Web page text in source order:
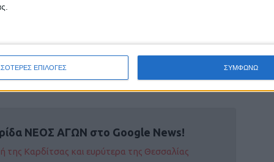
ΕΠΙΛΟΓΕΣ ΣΥΜΦΩΝΩ
όμως να έχει επιβεβαιωθεί κάτι τέτοιο μέχρι
ΝΕΟΣ ΑΓΩΝ στο Google News!
της Καρδίτσας και ευρύτερα της Θεσσαλίας